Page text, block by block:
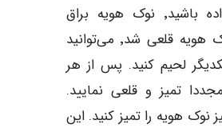
کار را به درستی انجام داده باشید٬ نوک هویه براق
می‌شود. به محض آنکه نوک هویه قلعی شد٬ می‌توانید
لحیم کنید. پس از هر
هویه رو مجددا تمیز و قلعی نمایید.
نیز نوک هویه را تمیز کنید. این